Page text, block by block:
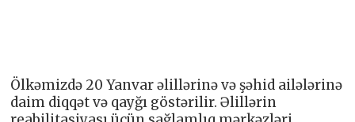
Ölkəmizdə 20 Yanvar əlillərinə və şəhid ailələrinə
daim diqqət və qayğı göstərilir. Əlillərin